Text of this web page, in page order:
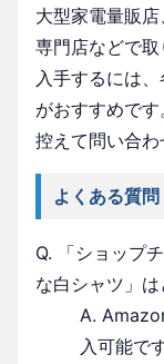
大型家電量販店
専門店などで
入手するには
がおすすめで
控えて問い合わ
よくある質問
Q. 「ショップ
な白シャツ」
A.
入可能で